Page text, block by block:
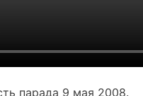
парада 9 мая 2008.